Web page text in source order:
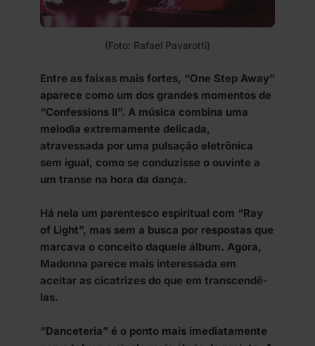
(Foto: Rafael Pavarotti)
Entre as faixas mais fortes, “One Step Away”
aparece como um dos grandes momentos de
“Confessions II”. A música combina uma
melodia extremamente delicada,
atravessada por uma pulsação eletrônica
sem igual, como se conduzisse o ouvinte a
um transe na hora da dança.
Há nela um parentesco espiritual com “Ray
of Light”, mas sem a busca por respostas que
marcava o conceito daquele álbum. Agora,
Madonna parece mais interessada em
aceitar as cicatrizes do que em transcendê-
las.
“Danceteria” é o ponto mais imediatamente